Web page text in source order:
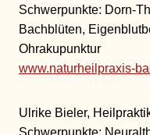
Schwerpunkte: Dorn-
Bachblüten,
Ohrakupunktur
www.naturheilpraxis-
Ulrike Bieler,
Schwerpunkte: